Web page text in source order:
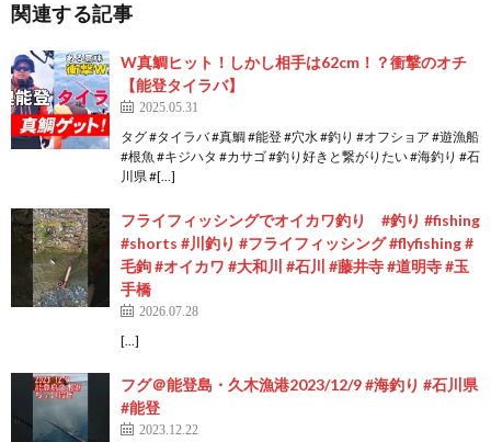
関連する記事
W真鯛ヒット！しかし相手は62cm！？衝撃のオチ
【能登タイラバ】
2025.05.31
タグ #タイラバ #真鯛 #能登 #穴水 #釣り #オフショア #遊漁船
#根魚 #キジハタ #カサゴ #釣り好きと繋がりたい #海釣り #石
川県 #[…]
フライフィッシングでオイカワ釣り #釣り #fishing
#shorts #川釣り #フライフィッシング #flyfishing #
毛鉤 #オイカワ #大和川 #石川 #藤井寺 #道明寺 #玉
手橋
2026.07.28
[…]
フグ＠能登島・久木漁港2023/12/9 #海釣り #石川県
#能登
2023.12.22